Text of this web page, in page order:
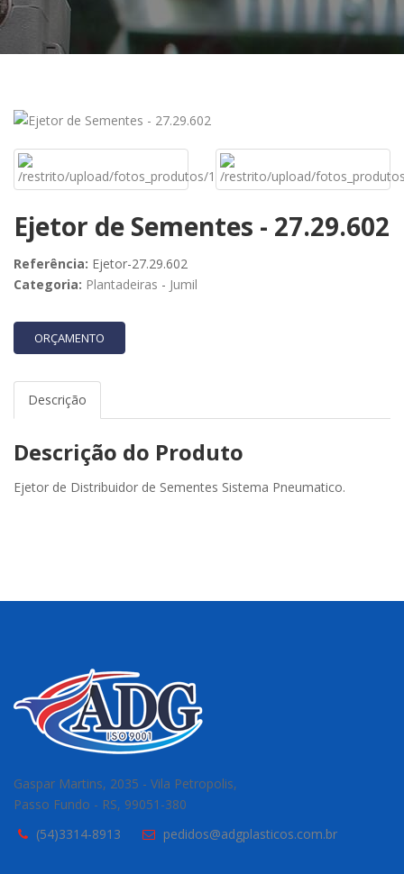
Ejetor de Sementes - 27.29.602
Referência: Ejetor-27.29.602
Categoria: Plantadeiras - Jumil
ORÇAMENTO
Descrição
Descrição do Produto
Ejetor de Distribuidor de Sementes Sistema Pneumatico.
Gaspar Martins, 2035 - Vila Petropolis,
Passo Fundo - RS, 99051-380
(54)3314-8913
pedidos@adgplasticos.com.br